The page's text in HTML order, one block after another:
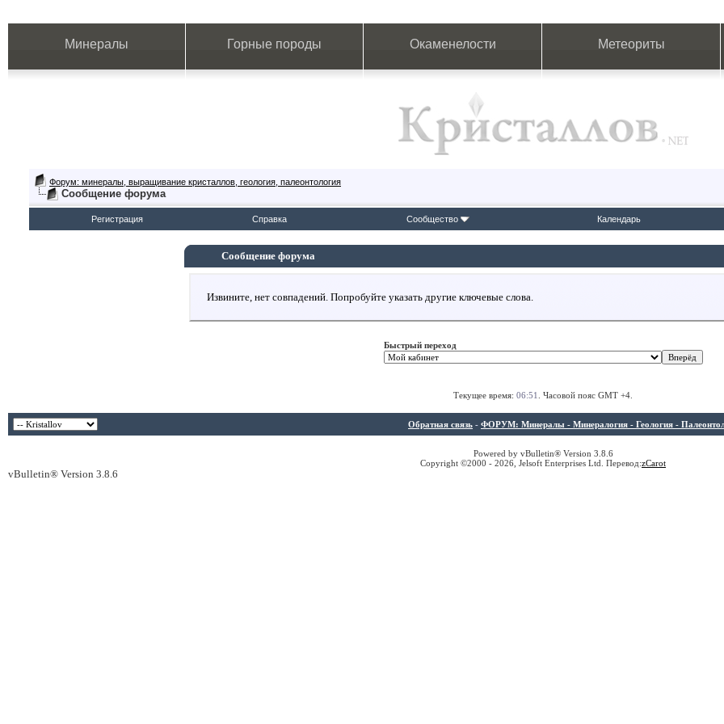
Минералы Горные породы Окаменелости Метеориты
Форум: минералы, выращивание кристаллов, геология, палеонтология
Сообщение форума
Регистрация Справка Сообщество Календарь
Сообщение форума
Извините, нет совпадений. Попробуйте указать другие ключевые слова.
Быстрый переход
Текущее время: 06:51 . Часовой пояс GMT +4.
Обратная связь - ФОРУМ: Минералы - Минералогия - Геология -
Powered by vBulletin® Version 3.8.6
Copyright ©2000 - 2026, Jelsoft Enterprises Ltd. Перевод:zCarot
vBulletin® Version 3.8.6